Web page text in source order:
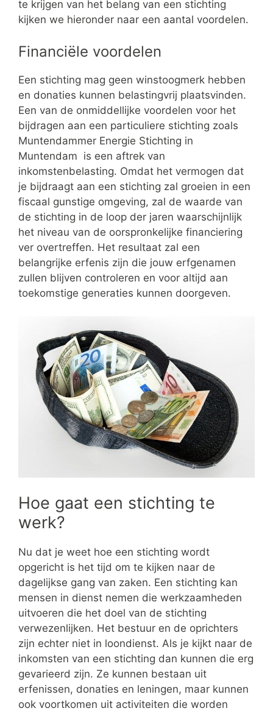
te krijgen van het belang van een stichting
kijken we hieronder naar een aantal voordelen.
Financiële voordelen
Een stichting mag geen winstoogmerk hebben
en donaties kunnen belastingvrij plaatsvinden.
Een van de onmiddellijke voordelen voor het
bijdragen aan een particuliere stichting zoals
Muntendammer Energie Stichting in
Muntendam is een aftrek van
inkomstenbelasting. Omdat het vermogen dat
je bijdraagt aan een stichting zal groeien in een
fiscaal gunstige omgeving, zal de waarde van
de stichting in de loop der jaren waarschijnlijk
het niveau van de oorspronkelijke financiering
ver overtreffen. Het resultaat zal een
belangrijke erfenis zijn die jouw erfgenamen
zullen blijven controleren en voor altijd aan
toekomstige generaties kunnen doorgeven.
Hoe gaat een stichting te
werk?
Nu dat je weet hoe een stichting wordt
opgericht is het tijd om te kijken naar de
dagelijkse gang van zaken. Een stichting kan
mensen in dienst nemen die werkzaamheden
uitvoeren die het doel van de stichting
verwezenlijken. Het bestuur en de oprichters
zijn echter niet in loondienst. Als je kijkt naar de
inkomsten van een stichting dan kunnen die erg
gevarieerd zijn. Ze kunnen bestaan uit
erfenissen, donaties en leningen, maar kunnen
ook voortkomen uit activiteiten die worden